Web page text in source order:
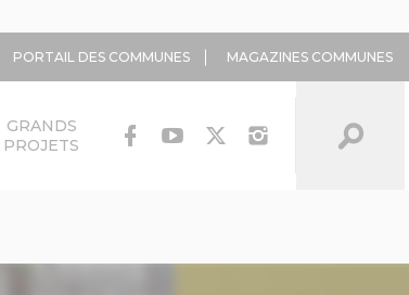
PORTAIL DES COMMUNES MAGAZINES COMMUNES
GRANDS
PROJETS